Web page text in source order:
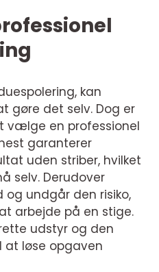
kan
gøre det selv. Dog er
vælge en professionel
garanterer
uden striber, hvilket
selv. Derudover
undgår den risiko,
arbejde på en stige.
udstyr og den
at løse opgaven